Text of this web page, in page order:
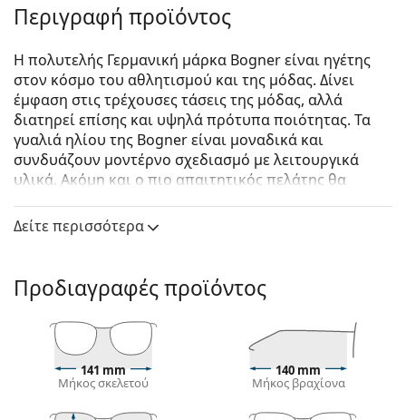
Περιγραφή προϊόντος
Η πολυτελής Γερμανική μάρκα Bogner είναι ηγέτης
στον κόσμο του αθλητισμού και της μόδας. Δίνει
έμφαση στις τρέχουσες τάσεις της μόδας, αλλά
διατηρεί επίσης και υψηλά πρότυπα ποιότητας. Τα
γυαλιά ηλίου της Bogner είναι μοναδικά και
συνδυάζουν μοντέρνο σχεδιασμό με λειτουργικά
υλικά. Ακόμη και ο πιο απαιτητικός πελάτης θα
ηλίου.
Δείτε πώς φαίνονται πάνω σας αυτά τα γυαλιά ηλίου
με τη λειτουργία του Εικονικού καθρέφτη του
Lentiamo.
Σκελετός γυαλιών ηλίου
Το λευκό χρώμα του σκελετού ταιριάζει απόλυτα
Δείτε περισσότερα
Προδιαγραφές προϊόντος
141 mm
Μήκος σκελετού
140 mm
Μήκος βραχίονα